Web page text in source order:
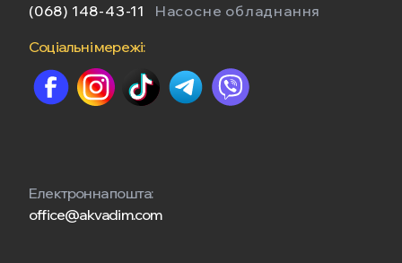
(068) 148-43-11
Насосне обладнання
Соціальні мережі:
Електронна пошта:
office@akvadim.com